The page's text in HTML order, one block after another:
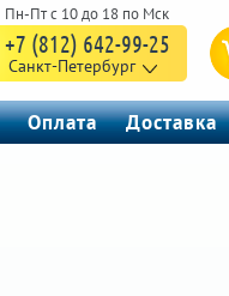
+7 (812) 642-99-25
Санкт-Петербург
Оплата Доставка